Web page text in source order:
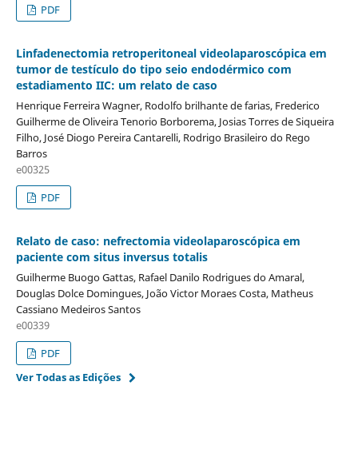
PDF
Linfadenectomia retroperitoneal videolaparoscópica em
tumor de testículo do tipo seio endodérmico com
estadiamento IIC: um relato de caso
Henrique Ferreira Wagner, Rodolfo brilhante de farias, Frederico
Guilherme de Oliveira Tenorio Borborema, Josias Torres de Siqueira
Filho, José Diogo Pereira Cantarelli, Rodrigo Brasileiro do Rego
Barros
e00325
PDF
Relato de caso: nefrectomia videolaparoscópica em
paciente com situs inversus totalis
Guilherme Buogo Gattas, Rafael Danilo Rodrigues do Amaral,
Douglas Dolce Domingues, João Victor Moraes Costa, Matheus
Cassiano Medeiros Santos
e00339
PDF
Ver Todas as Edições